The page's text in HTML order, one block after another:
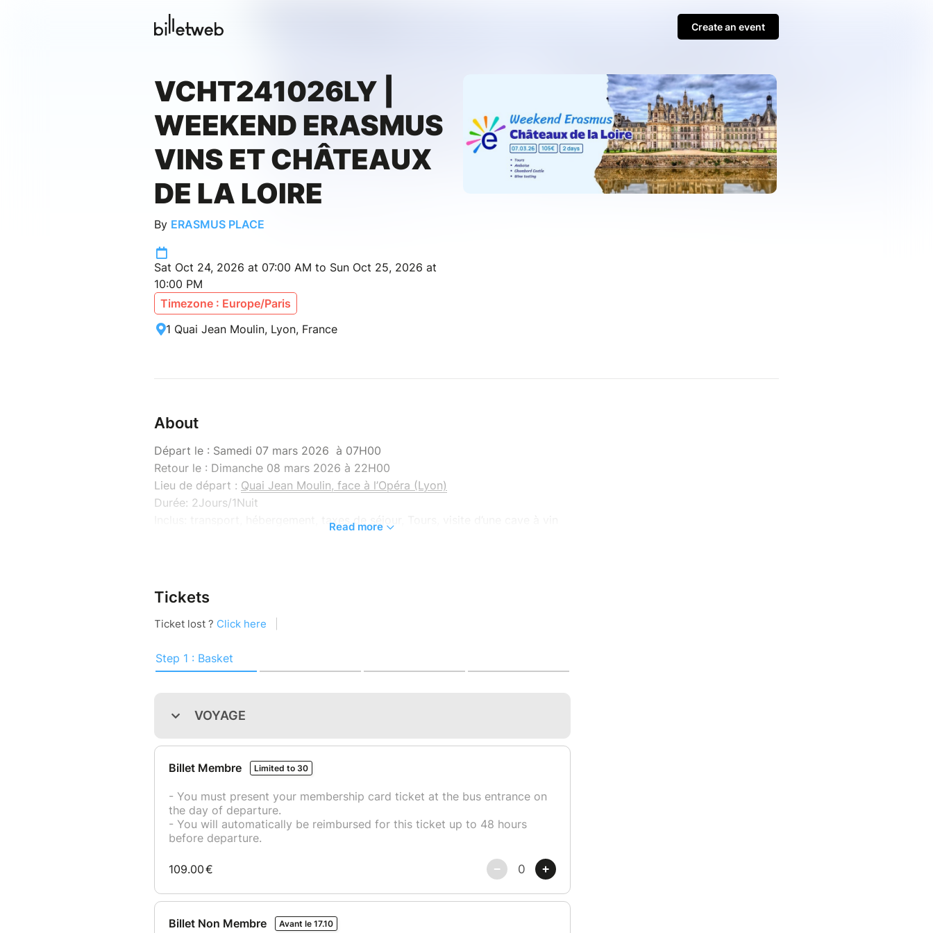
Create an event
VCHT241026LY |
WEEKEND ERASMUS
VINS ET CHÂTEAUX
DE LA LOIRE
By ERASMUS PLACE
Sat Oct 24, 2026 at 07:00 AM to Sun Oct 25, 2026 at
10:00 PM
Timezone : Europe/Paris
1 Quai Jean Moulin, Lyon, France
About
Départ le : Samedi 07 mars 2026 à 07H00
Retour le : Dimanche 08 mars 2026 à 22H00
Lieu de départ : Quai Jean Moulin, face à l’Opéra (Lyon)
Durée: 2Jours/1Nuit
Inclus: transport, hébergement, taxes de séjour, Tours, visite d’une cave à vin
Erasmus Lyon aux Châteaux de Loire !
à la découverte des châteaux de la Loire. En route sur les traces de François
adversaire Charles Quint et a établit le français comme langue nationale. De
plus passionné d’architecture, il a laissé les châteaux de Chambord et
ils furent construit pendant la Renaissance (fin du XVe siècle et du XVIe siècle),
période durant laquelle les Rois de France passaient beaucoup de temps dans
cela que les plus connus sont Chambord, Chenonceau, Azay le Rideau, Blois,
Amboise, Cheverny, Chaumont, Villandry, Langeais, Ussé, Saumur, Montsoreau
et Loches.
Votre programme pour ce voyage en groupe:
Nous partirons ensuite vers la ville de Tours.
* Nuit à Tours : Check-in à l’hôtel, dîner restaurant et verre de l’amitié dans un
Read more
Tickets